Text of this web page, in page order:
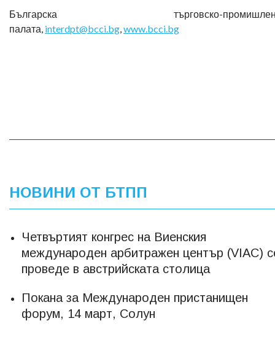
Българска търговско-
палата, interdpt@bcci.bg,www.bcci.bg
НОВИНИ ОТ БТПП
Четвъртият конгрес на Виенския
международен арбитражен център (VIAC)
проведе в австрийската столица
Покана за Международен пристанищен
форум, 14 март, Солун